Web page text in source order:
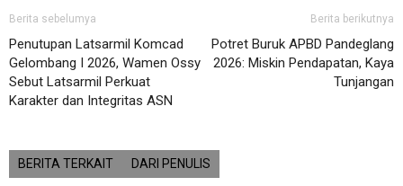
Berita sebelumya
Penutupan Latsarmil Komcad
Gelombang I 2026, Wamen Ossy
Sebut Latsarmil Perkuat
Karakter dan Integritas ASN
Berita berikutnya
Potret Buruk APBD Pandeglang
2026: Miskin Pendapatan, Kaya
Tunjangan
BERITA TERKAIT DARI PENULIS